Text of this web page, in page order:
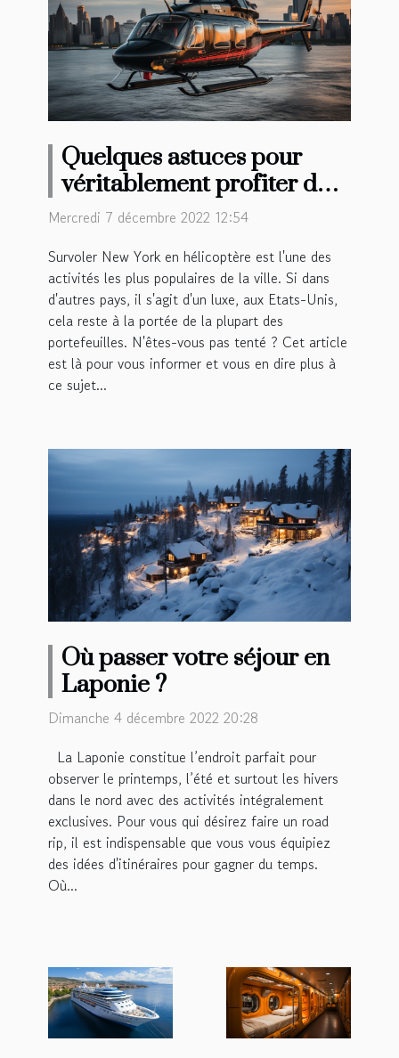
Quelques astuces pour
véritablement profiter de
votre survol en hélicoptère
Mercredi 7 décembre 2022 12:54
Survoler New York en hélicoptère est l'une des
activités les plus populaires de la ville. Si dans
d'autres pays, il s'agit d'un luxe, aux Etats-Unis,
cela reste à la portée de la plupart des
portefeuilles. N'êtes-vous pas tenté ? Cet article
est là pour vous informer et vous en dire plus à
ce sujet...
Où passer votre séjour en
Laponie ?
Dimanche 4 décembre 2022 20:28
La Laponie constitue l’endroit parfait pour
observer le printemps, l’été et surtout les hivers
dans le nord avec des activités intégralement
exclusives. Pour vous qui désirez faire un road
rip, il est indispensable que vous vous équipiez
des idées d'itinéraires pour gagner du temps.
Où...